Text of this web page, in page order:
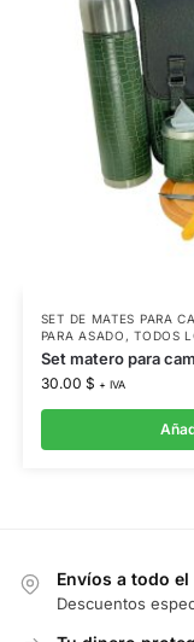
SET DE MATES PARA
PARA ASADO ,TODOS
Set matero para
30.00 $ + IVA
Envíos a todo
Descuentos